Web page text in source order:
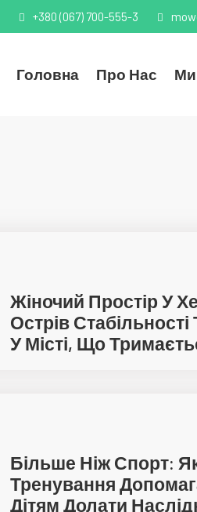
+380 (067) 700-555-3
Головна Про Нас
Жіночий Простір У
Острів
У Місті, Що
Більше Ніж Спорт:
Тренування
Дітям Долати